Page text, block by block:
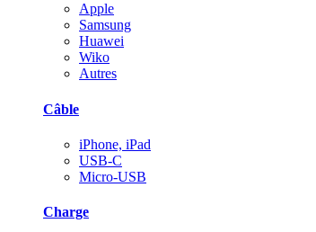
Apple
Samsung
Huawei
Wiko
Autres
Câble
iPhone, iPad
USB-C
Micro-USB
Charge